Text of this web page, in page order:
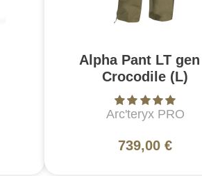
Alpha Pant LT gen
Crocodile (L)
Arc'teryx PRO
739,00 €